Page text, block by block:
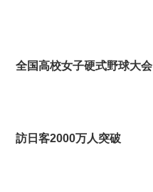
全国高校女子硬式野球大会
訪日客2000万人突破